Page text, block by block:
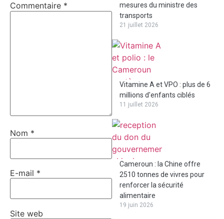
Commentaire *
Nom *
E-mail *
Site web
mesures du ministre des
transports
21 juillet 2026
Vitamine A et VPO : plus de 6
millions d'enfants ciblés
11 juillet 2026
Cameroun : la Chine offre
2510 tonnes de vivres pour
renforcer la sécurité
alimentaire
19 juin 2026